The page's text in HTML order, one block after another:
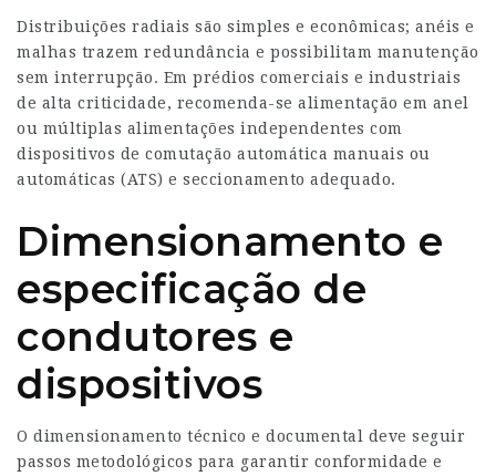
Distribuições radiais são simples e econômicas; anéis e
malhas trazem redundância e possibilitam manutenção
sem interrupção. Em prédios comerciais e industriais
de alta criticidade, recomenda-se alimentação em anel
ou múltiplas alimentações independentes com
dispositivos de comutação automática manuais ou
automáticas (ATS) e seccionamento adequado.
Dimensionamento e
especificação de
condutores e
dispositivos
O dimensionamento técnico e documental deve seguir
passos metodológicos para garantir conformidade e